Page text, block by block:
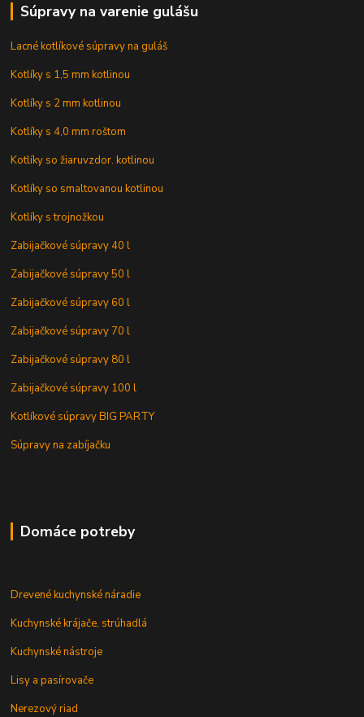
Súpravy na varenie gulášu
Lacné kotlíkové súpravy na guláš
Kotlíky s 1,5 mm kotlinou
Kotlíky s 2 mm kotlinou
Kotlíky s 4,0 mm roštom
Kotlíky so žiaruvzdor. kotlinou
Kotlíky so smaltovanou kotlinou
Kotlíky s trojnožkou
Zabijačkové súpravy 40 l
Zabijačkové súpravy 50 l
Zabijačkové súpravy 60 l
Zabijačkové súpravy 70 l
Zabijačkové súpravy 80 l
Zabijačkové súpravy 100 l
Kotlíkové súpravy BIG PARTY
Súpravy na zabíjačku
Domáce potreby
Drevené kuchynské náradie
Kuchynské krájače, strúhadlá
Kuchynské nástroje
Lisy a pasírovače
Nerezový riad